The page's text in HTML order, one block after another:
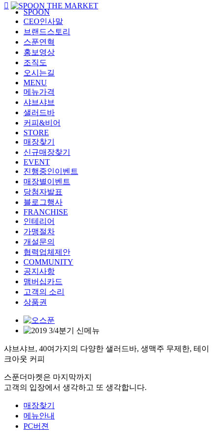
SPOON
CEO인사말
브랜드스토리
스푼연혁
홍보영상
조직도
오시는길
MENU
메뉴가격
샤브샤브
샐러드바
커피&비어
STORE
매장찾기
신규매장찾기
EVENT
진행중인이벤트
매장별이벤트
당첨자발표
블로그행사
FRANCHISE
인테리어
가맹절차
개설문의
협력업체제안
COMMUNITY
공지사항
맴버십카드
고객의 소리
상품권

샤브샤브, 40여가지의 다양한 샐러드바, 생맥주 무제한, 테이
크아웃 커피
스푼더마켓은 마지막까지
고객의 입장에서 생각하고 또 생각합니다.
매장찾기
메뉴안내
PC버젼